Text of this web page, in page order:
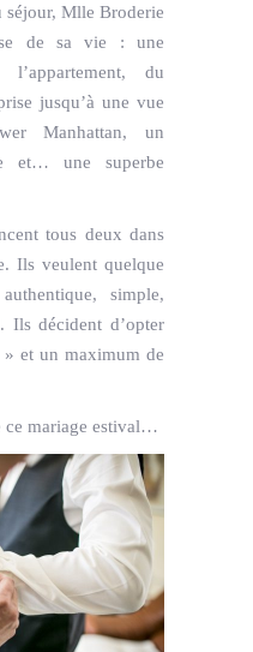
séjour, Mlle Broderie
de sa vie : une
du
jusqu’à une vue
Manhattan, un
et… une superbe
tous deux dans
Ils veulent quelque
simple,
Ils décident d’opter
et un maximum de
ce mariage estival…